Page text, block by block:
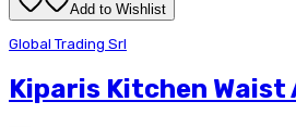
Add to Wishlist
Global Trading Srl
Kiparis Kitchen Waist